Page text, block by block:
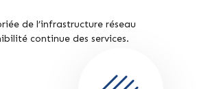
de l’infrastructure réseau
continue des services.